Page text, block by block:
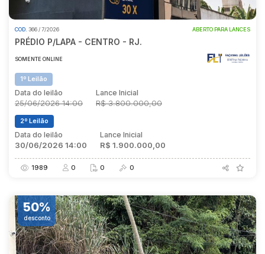
COD. 366 / 7/2026 ABERTO PARA LANCES
PRÉDIO P/LAPA - CENTRO - RJ.
SOMENTE ONLINE
1º Leilão
Data do leilão
25/06/2026 14:00
Lance Inicial
R$ 3.800.000,00
2º Leilão
Data do leilão
30/06/2026 14:00
Lance Inicial
R$ 1.900.000,00
1989 0 0 0
50%
desconto